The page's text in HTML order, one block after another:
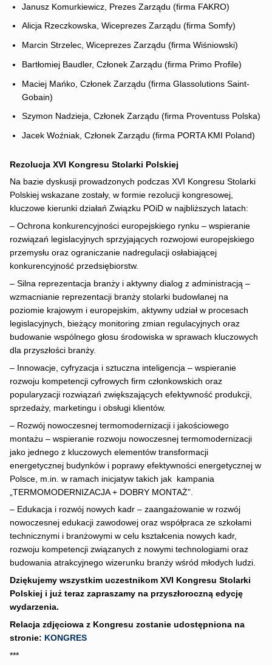
Janusz Komurkiewicz, Prezes Zarządu (firma FAKRO)
Alicja Rzeczkowska, Wiceprezes Zarządu (firma Somfy)
Marcin Strzelec, Wiceprezes Zarządu (firma Wiśniowski)
Bartłomiej Baudler, Członek Zarządu (firma Primo Profile)
Maciej Mańko, Członek Zarządu (firma Glassolutions Saint-
Gobain)
Szymon Nadzieja, Członek Zarządu (firma Proventuss Polska)
Jacek Woźniak, Członek Zarządu (firma PORTA KMI Poland)
Rezolucja XVI Kongresu Stolarki Polskiej
Na bazie dyskusji prowadzonych podczas XVI Kongresu Stolarki
Polskiej wskazane zostały, w formie rezolucji kongresowej,
kluczowe kierunki działań Związku POiD w najbliższych latach:
– Ochrona konkurencyjności europejskiego rynku – wspieranie
rozwiązań legislacyjnych sprzyjających rozwojowi europejskiego
przemysłu oraz ograniczanie nadregulacji osłabiającej
konkurencyjność przedsiębiorstw.
– Silna reprezentacja branży i aktywny dialog z administracją –
wzmacnianie reprezentacji branży stolarki budowlanej na
poziomie krajowym i europejskim, aktywny udział w procesach
legislacyjnych, bieżący monitoring zmian regulacyjnych oraz
budowanie wspólnego głosu środowiska w sprawach kluczowych
dla przyszłości branży.
– Innowacje, cyfryzacja i sztuczna inteligencja – wspieranie
rozwoju kompetencji cyfrowych firm członkowskich oraz
popularyzacji rozwiązań zwiększających efektywność produkcji,
sprzedaży, marketingu i obsługi klientów.
– Rozwój nowoczesnej termomodernizacji i jakościowego
montażu – wspieranie rozwoju nowoczesnej termomodernizacji
jako jednego z kluczowych elementów transformacji
energetycznej budynków i poprawy efektywności energetycznej w
Polsce, m.in. w ramach inicjatyw takich jak kampania
„TERMOMODERNIZACJA + DOBRY MONTAŻ”.
– Edukacja i rozwój nowych kadr – zaangażowanie w rozwój
nowoczesnej edukacji zawodowej oraz współpraca ze szkołami
technicznymi i branżowymi w celu kształcenia nowych kadr,
rozwoju kompetencji związanych z nowymi technologiami oraz
budowania atrakcyjnego wizerunku branży wśród młodych ludzi.
Dziękujemy wszystkim uczestnikom XVI Kongresu Stolarki
Polskiej i już teraz zapraszamy na przyszłoroczną edycję
wydarzenia.
Relacja zdjęciowa z Kongresu zostanie udostępniona na
stronie: KONGRES
***